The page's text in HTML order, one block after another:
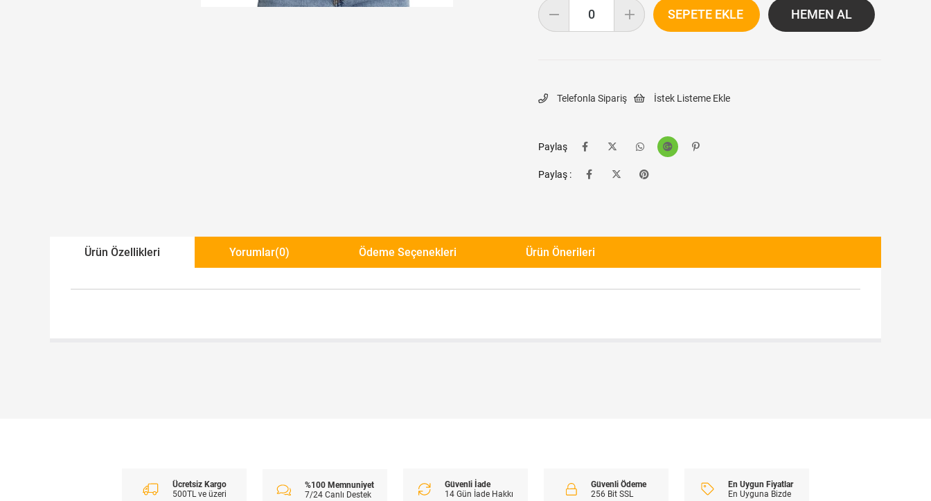
Telefonla Sipariş İstek Listeme Ekle
Paylaş
Paylaş :
Ürün Özellikleri Yorumlar(0) Ödeme Seçenekleri Ürün Önerileri
Ücretsiz Kargo
500TL ve üzeri
%100 Memnuniyet
7/24 Canlı Destek
Güvenli İade
14 Gün İade Hakkı
Güvenli Ödeme
256 Bit SSL
En Uygun Fiyatlar
En Uyguna Bizde